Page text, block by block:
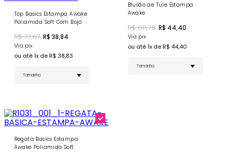
Características de Praticidade
Design Versátil - Perfeito para atividades físicas e
para compor looks casuais
Tag Personalizada - Detalhe que reforça a
identidade da marca
Acabamento Premium - Costuras e acabamentos
de alta qualidade que garantem a durabilidade da
Top Basics Estampa Awake
Poliamida Soft Com Bojo
R$77,67 R$ 38,84
Via pix
ou até1x de R$ 38,83
Blusão de Tule Estampa
Awake
R$88,78 R$ 44,40
Via pix
ou até1x de R$ 44,40
Regata Basics Estampa
Awake Poliamida Soft